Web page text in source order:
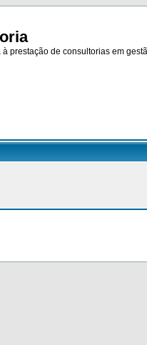
prestação de consultorias em